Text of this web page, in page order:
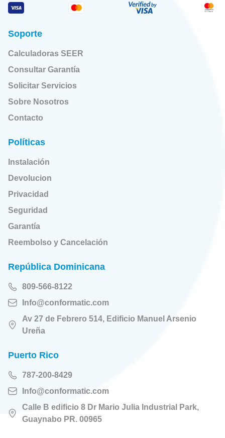
Soporte
Calculadoras SEER
Consultar Garantía
Solicitar Servicios
Sobre Nosotros
Contacto
Políticas
Instalación
Devolucion
Privacidad
Seguridad
Garantía
Reembolso y Cancelación
República Dominicana
809-566-8122
Info@conformatic.com
Av 27 de Febrero 514, Edificio Manuel Arsenio
Ureña
Puerto Rico
787-200-8429
Info@conformatic.com
Calle B edificio 8 Dr Mario Julia Industrial Park,
Guaynabo PR. 00965